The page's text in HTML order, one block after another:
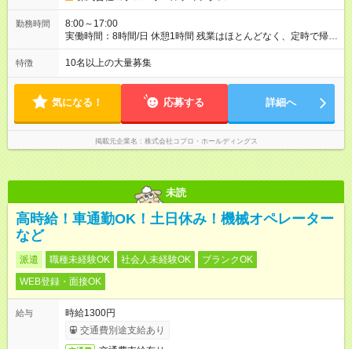
勤務時間
8:00～17:00
実働時間：8時間/日 休憩1時間 残業はほとんどなく、定時で帰れ
る日が多い働き方です。 毎日の業務は進捗管理や事務が中心な
ので、 「今日やるべき仕事」が終われば、自然と区切りをつけ
方を大切にしています。
特徴 10名以上の大量募集
気になる！ 応募する 詳細へ
掲載元企業名 株式会社コプロ・ホールディングス
未読
高時給！車通勤OK！土日休み！機械オペレーター
など
派遣 職種未経験OK 社会人未経験OK
ブランクOK
WEB登録・面接OK
給与
時給1300円
交通費別途支給あり